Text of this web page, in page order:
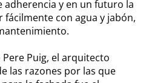
adherencia y en un futuro la
fácilmente con agua y jabón,
Puig, el arquitecto
las razones por las que